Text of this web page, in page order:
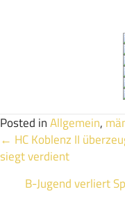
Posted inAllgemein,
Posts
navigation
← HC Koblenz II
siegt verdient
B-Jugend verliert